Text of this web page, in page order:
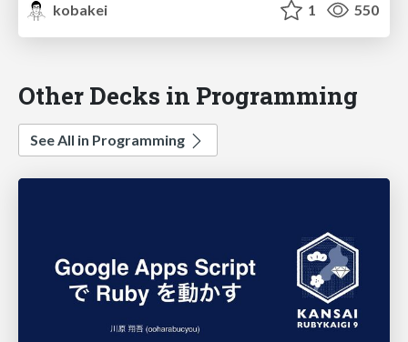
kobakei
1 550
Other Decks in Programming
See All in Programming